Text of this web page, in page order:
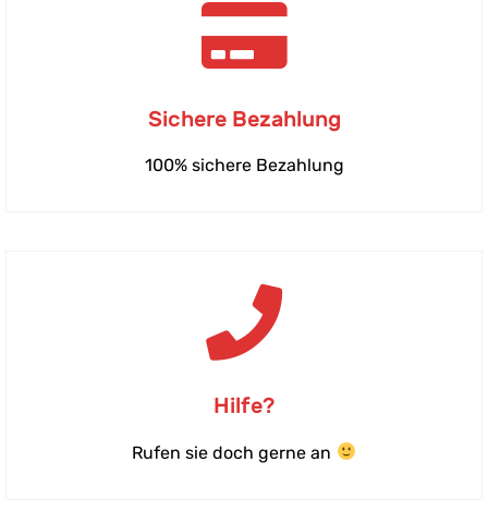
Sichere Bezahlung
100% sichere Bezahlung
Hilfe?
Rufen sie doch gerne an